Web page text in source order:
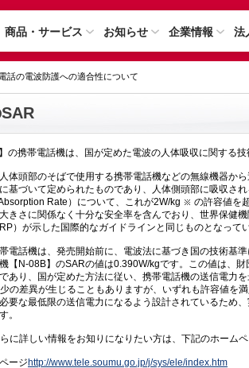
商品・サービス お知らせ 企業情報 法
話の電波防護への適合性について
の携帯電話機は、国が定めた電波の人体吸収に関する
体頭部のそばで使用する携帯電話機などの無線機器か
基づいて定められたものであり、人体側頭部に吸収さ
Rate）について、これが2W/kg
の許容値を
きさに関係なく十分な安全率を含んでおり、世界保健
）が示した国際的なガイドラインと同じものとなって
電話機は、発売開始前に、電波法に基づき国の技術基
【N-08B】のSARの値は0.390W/kgです。この値は、
あり、国が定めた方法に従い、携帯電話機の送信電力
の差異が生じることもありますが、いずれも許容値を
要な最低限の送信電力になるよう設計されているため
。
に詳しい情報をお知りになりたい方は、下記のホーム
ージhttp://www.tele.soumu.go.jp/j/sys/ele/index.htm